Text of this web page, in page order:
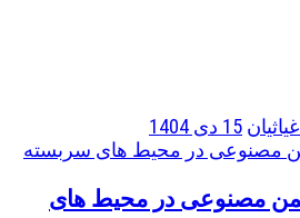
15 دی 1404
چمن مصنوعی در محیط های